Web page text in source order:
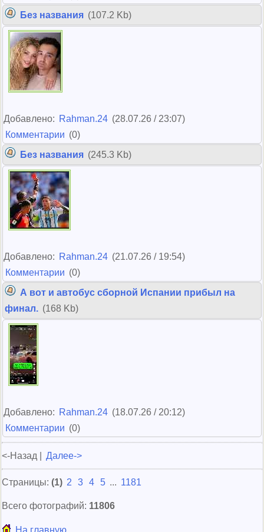
Без названия (107.2 Kb)
Добавлено: Rahman.24 (28.07.26 / 23:07)
Комментарии (0)
Без названия (245.3 Kb)
Добавлено: Rahman.24 (21.07.26 / 19:54)
Комментарии (0)
А вот и автобус сборной Испании прибыл на
финал. (168 Kb)
Добавлено: Rahman.24 (18.07.26 / 20:12)
Комментарии (0)
<-Назад | Далее->
Страницы: (1) 2 3 4 5 ... 1181
Всего фотографий: 11806
На главную